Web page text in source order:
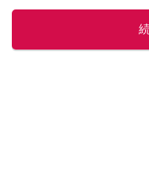
レビューしています。毎日トレ
してくださ